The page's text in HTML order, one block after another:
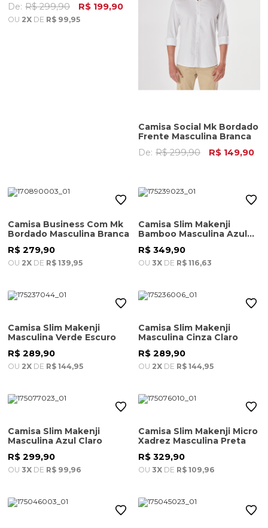
De: R$ 299,90 R$ 199,90
OU 2X DE R$ 99,95
Camisa Social Mk Bordado
Frente Masculina Branca
De: R$ 299,90 R$ 149,90
Camisa Business Com Mk
Bordado Masculina Branca
R$ 279,90
OU 2X DE R$ 139,95
Camisa Slim Makenji
Bamboo Masculina Azul
R$ 349,90
OU 3X DE R$ 116,63
Camisa Slim Makenji
Masculina Verde Escuro
R$ 289,90
OU 2X DE R$ 144,95
Camisa Slim Makenji
Masculina Cinza Claro
R$ 289,90
OU 2X DE R$ 144,95
Camisa Slim Makenji
Masculina Azul Claro
R$ 299,90
OU 3X DE R$ 99,96
Camisa Slim Makenji Micro
Xadrez Masculina Preta
R$ 329,90
OU 3X DE R$ 109,96